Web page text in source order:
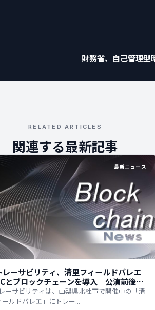
財務省、自己管理
RELATED ARTICLES
関連する最新記事
最新ニュース
ーサビリティ、清里フィールドバレエ
とブロックチェーンを導入 公演前後の
ル体験を拡張
ーサビリティは、山梨県北杜市で開催中の「清
ールドバレエ」にトレー...